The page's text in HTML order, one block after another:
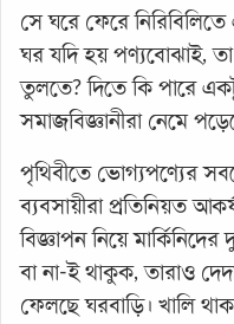
সে ঘরে ফেরে
ঘর যদি হয় পণ্যবোঝাই,
তুলতে? দিতে কি পারে একটু
সমাজবিজ্ঞানীরা নেমে
পৃথিবীতে ভোগ্যপণ্যের
ব্যবসায়ীরা প্রতিনিয়ত
বিজ্ঞাপন নিয়ে
বা না-ই থাকুক, তারাও
ফেলছে ঘরবাড়ি। খালি